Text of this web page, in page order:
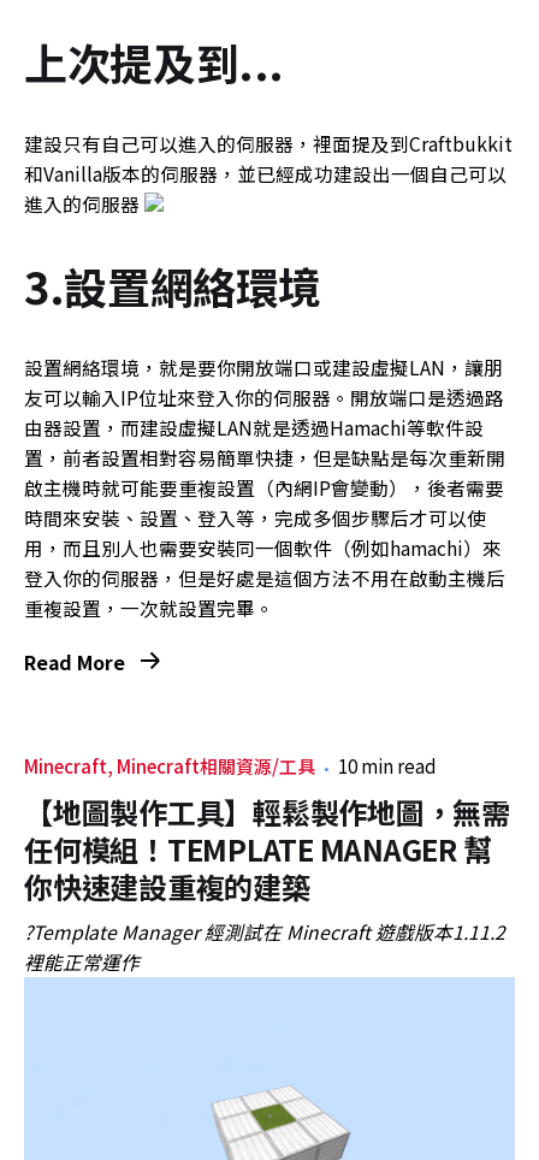
上次提及到...
建設只有自己可以進入的伺服器，裡面提及到Craftbukkit
和Vanilla版本的伺服器，並已經成功建設出一個自己可以
進入的伺服器
3.設置網絡環境
設置網絡環境，就是要你開放端口或建設虛擬LAN，讓朋
友可以輸入IP位址來登入你的伺服器。開放端口是透過路
由器設置，而建設虛擬LAN就是透過Hamachi等軟件設
置，前者設置相對容易簡單快捷，但是缺點是每次重新開
啟主機時就可能要重複設置（內網IP會變動），後者需要
時間來安裝、設置、登入等，完成多個步驟后才可以使
用，而且別人也需要安裝同一個軟件（例如hamachi）來
登入你的伺服器，但是好處是這個方法不用在啟動主機后
重複設置，一次就設置完畢。
Read More
Minecraft Minecraft相關資源/工具 10 min read
【地圖製作工具】輕鬆製作地圖，無需
任何模組！TEMPLATE MANAGER 幫
你快速建設重複的建築
?Template Manager 經測試在 Minecraft 遊戲版本1.11.2
裡能正常運作